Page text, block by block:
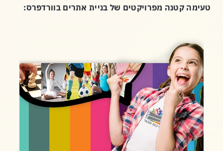
טעימה קטנה מפרויקטים של בניית אתרים בוורדפרס: